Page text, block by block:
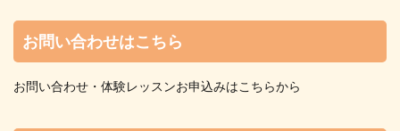
お問い合わせはこちら
お問い合わせ・体験レッスンお申込みはこちらから